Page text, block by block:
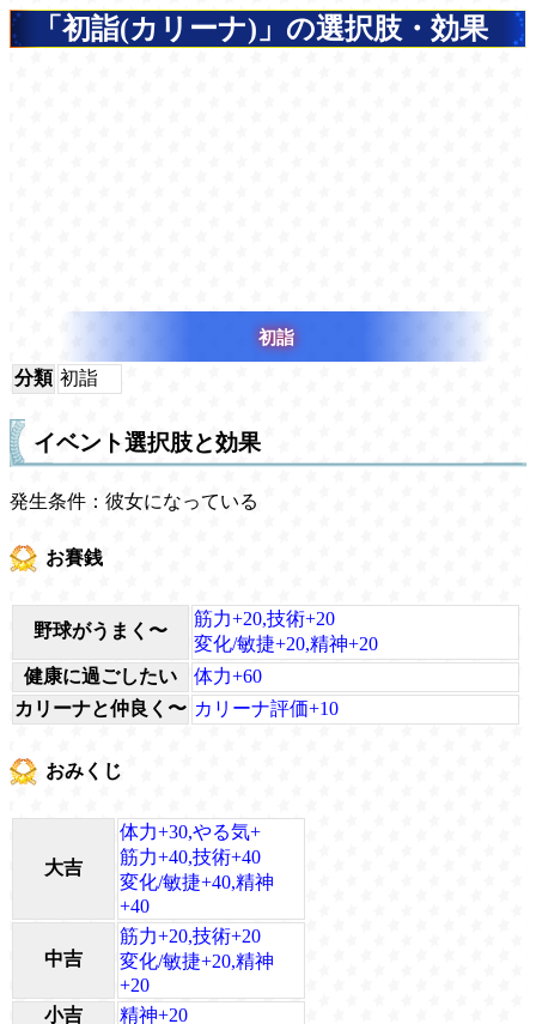
「初詣(カリーナ)」の選択肢・効果
初詣
分類 初詣
イベント選択肢と効果
発生条件：彼女になっている
お賽銭
野球がうまく〜
筋力+20,技術+20
変化/敏捷+20,精神+20
健康に過ごしたい
体力+60
カリーナと仲良く〜 カリーナ評価+10
おみくじ
大吉
体力+30,やる気+
筋力+40,技術+40
変化/敏捷+40,精神
+40
中吉
筋力+20,技術+20
変化/敏捷+20,精神
+20
小吉
精神+20